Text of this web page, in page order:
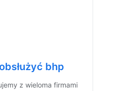
bhp
z wieloma firmami